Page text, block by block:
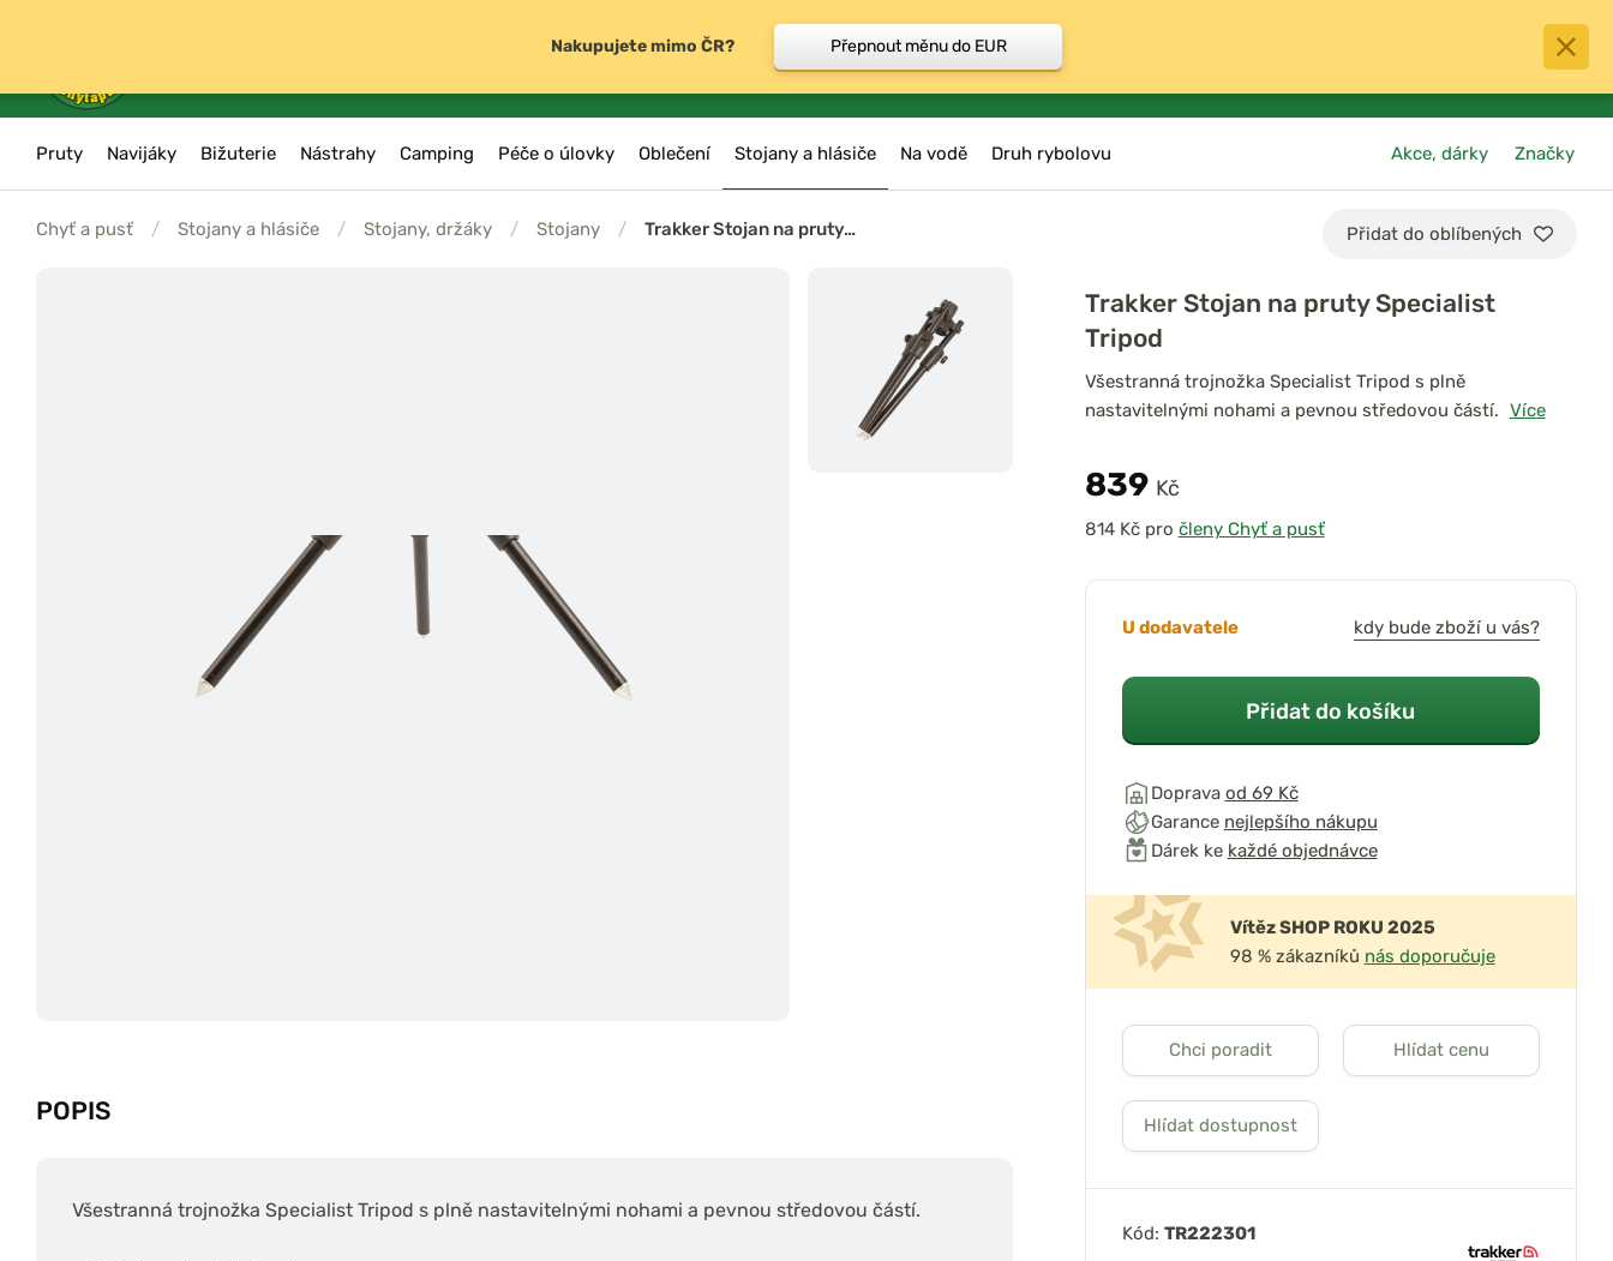
0
košík
Pruty Navijáky Bižuterie Nástrahy Camping Péče o úlovky Oblečení Stojany a hlásiče Na vodě Druh rybolovu Akce, dárky Značky
Chyť a pusť / Stojany a hlásiče / Stojany, držáky / Stojany / Trakker Stojan na pruty… Přidat do oblíbených
POPIS
Všestranná trojnožka Specialist Tripod s plně nastavitelnými nohami a pevnou středovou částí.
Trakker Stojan na pruty Specialist
Tripod
Všestranná trojnožka Specialist Tripod s plně
nastavitelnými nohami a pevnou středovou částí. Více
839 Kč
pro členy Chyť a pusť
U dodavatele kdy bude zboží u vás?
Přidat do košíku
Doprava od 69 Kč
Garance nejlepšího nákupu
Dárek ke každé objednávce
Vítěz SHOP ROKU 2025
98 % zákazníků nás doporučuje
Chci poradit Hlídat cenu
Hlídat dostupnost
Kód: TR222301
Nakupujete mimo ČR? Přepnout měnu do EUR